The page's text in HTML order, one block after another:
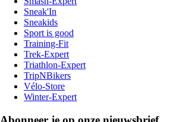
Sneak'In
Sneakids
Sport is good
Training-Fit
Trek-Expert
Triathlon-Expert
TripNBikers
Vélo-Store
Winter-Expert